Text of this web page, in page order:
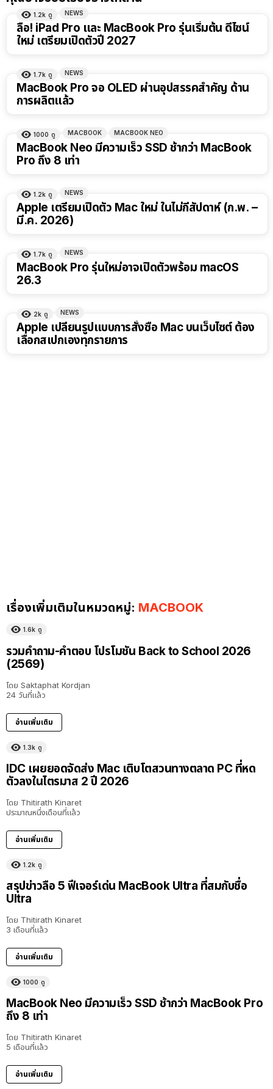
1.2k ดู NEWS
ลือ! iPad Pro และ MacBook Pro รุ่นเริ่มต้น ดีไซน์
ใหม่ เตรียมเปิดตัวปี 2027
1.7k ดู NEWS
MacBook Pro จอ OLED ผ่านอุปสรรคสำคัญ ด้าน
การผลิตแล้ว
1000 ดู MACBOOK MACBOOK NEO
MacBook Neo มีความเร็ว SSD ช้ากว่า MacBook
Pro ถึง 8 เท่า
1.2k ดู NEWS
Apple เตรียมเปิดตัว Mac ใหม่ ในไม่กี่สัปดาห์ (ก.พ. –
มี.ค. 2026)
1.7k ดู NEWS
MacBook Pro รุ่นใหม่อาจเปิดตัวพร้อม macOS
26.3
2k ดู NEWS
Apple เปลี่ยนรูปแบบการสั่งซื้อ Mac บนเว็บไซต์ ต้อง
เลือกสเปกเองทุกรายการ
เรื่องเพิ่มเติมในหมวดหมู่: MACBOOK
1.6k ดู
รวมคำถาม-คำตอบ โปรโมชัน Back to School 2026
(2569)
โดย Saktaphat Kordjan
24 วันที่แล้ว
อ่านเพิ่มเติม
1.3k ดู
IDC เผยยอดจัดส่ง Mac เติบโตสวนทางตลาด PC ที่หด
ตัวลงในไตรมาส 2 ปี 2026
โดย Thitirath Kinaret
ประมาณหนึ่งเดือนที่แล้ว
อ่านเพิ่มเติม
1.2k ดู
สรุปข่าวลือ 5 ฟีเจอร์เด่น MacBook Ultra ที่สมกับชื่อ
Ultra
โดย Thitirath Kinaret
3 เดือนที่แล้ว
อ่านเพิ่มเติม
1000 ดู
MacBook Neo มีความเร็ว SSD ช้ากว่า MacBook Pro
ถึง 8 เท่า
โดย Thitirath Kinaret
5 เดือนที่แล้ว
อ่านเพิ่มเติม